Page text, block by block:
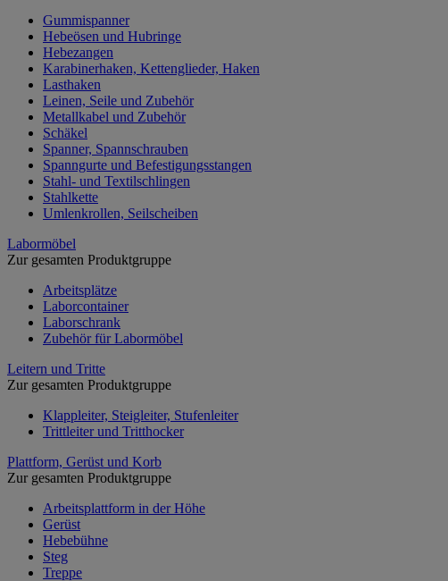
Gummispanner
Hebeösen und Hubringe
Hebezangen
Karabinerhaken, Kettenglieder, Haken
Lasthaken
Leinen, Seile und Zubehör
Metallkabel und Zubehör
Schäkel
Spanner, Spannschrauben
Spanngurte und Befestigungsstangen
Stahl- und Textilschlingen
Stahlkette
Umlenkrollen, Seilscheiben
Labormöbel
Zur gesamten Produktgruppe
Arbeitsplätze
Laborcontainer
Laborschrank
Zubehör für Labormöbel
Leitern und Tritte
Zur gesamten Produktgruppe
Klappleiter, Steigleiter, Stufenleiter
Trittleiter und Tritthocker
Plattform, Gerüst und Korb
Zur gesamten Produktgruppe
Arbeitsplattform in der Höhe
Gerüst
Hebebühne
Steg
Treppe